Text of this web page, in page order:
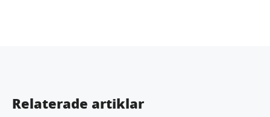
Relaterade artiklar